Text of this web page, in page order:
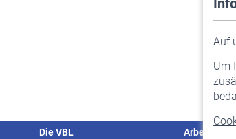
Auf
Um
Die VBL
Arbeitgeber